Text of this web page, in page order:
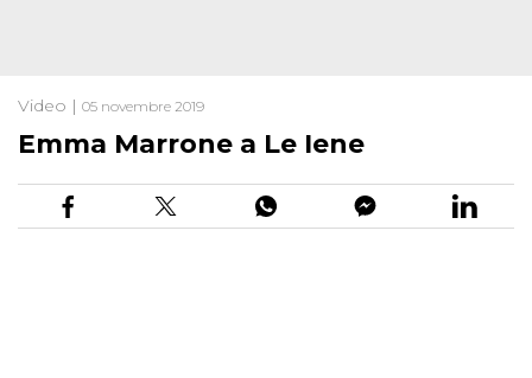
Video | 05 novembre 2019
Emma Marrone a Le Iene